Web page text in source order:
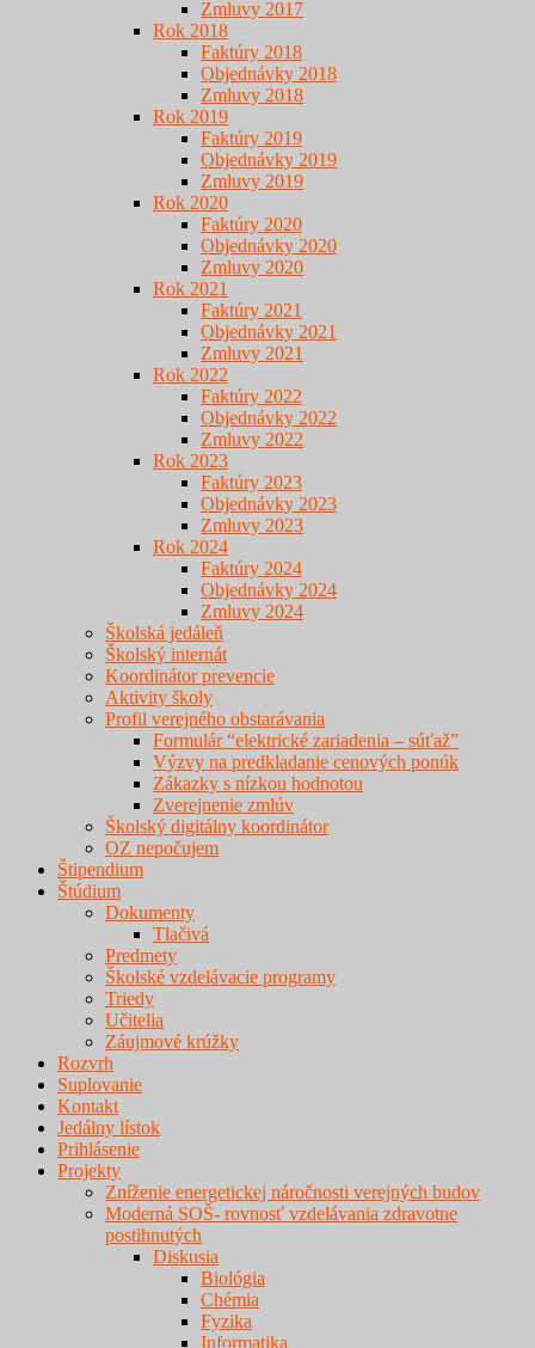
Zmluvy 2017
Rok 2018
Faktúry 2018
Objednávky 2018
Zmluvy 2018
Rok 2019
Faktúry 2019
Objednávky 2019
Zmluvy 2019
Rok 2020
Faktúry 2020
Objednávky 2020
Zmluvy 2020
Rok 2021
Faktúry 2021
Objednávky 2021
Zmluvy 2021
Rok 2022
Faktúry 2022
Objednávky 2022
Zmluvy 2022
Rok 2023
Faktúry 2023
Objednávky 2023
Zmluvy 2023
Rok 2024
Faktúry 2024
Objednávky 2024
Zmluvy 2024
Školská jedáleň
Školský internát
Koordinátor prevencie
Aktivity školy
Profil verejného obstarávania
Formulár “elektrické zariadenia – súťaž”
Výzvy na predkladanie cenových ponúk
Zákazky s nízkou hodnotou
Zverejnenie zmlúv
Školský digitálny koordinátor
OZ nepočujem
Štipendium
Štúdium
Dokumenty
Tlačivá
Predmety
Školské vzdelávacie programy
Triedy
Učitelia
Záujmové krúžky
Rozvrh
Suplovanie
Kontakt
Jedálny lístok
Prihlásenie
Projekty
Zníženie energetickej náročnosti verejných budov
Moderná SOŠ- rovnosť vzdelávania zdravotne
postihnutých
Diskusia
Biológia
Chémia
Fyzika
Informatika